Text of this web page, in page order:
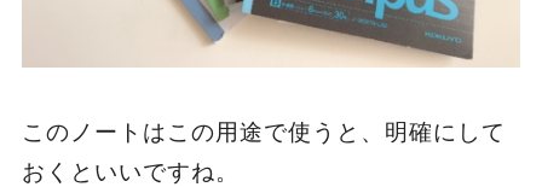
このノートはこの用途で使うと、明確にして
おくといいですね。